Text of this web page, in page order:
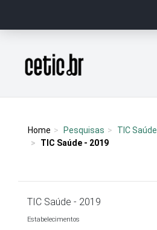
Página inicial
Home Pesquisas TIC Saúde
TIC Saúde - 2019
TIC Saúde - 2019
Estabelecimentos